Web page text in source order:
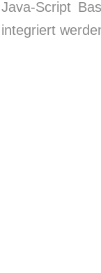
Java-Script
integriert